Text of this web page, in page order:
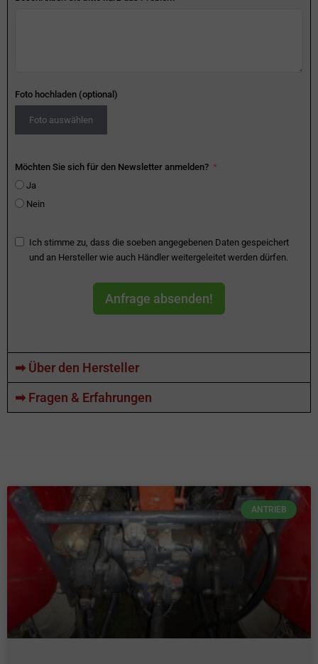
Foto hochladen (optional)
Foto auswählen
Möchten Sie sich für den Newsletter anmelden?
Ja
Nein
Ich stimme zu, dass die soeben angegebenen Daten gespeichert
und an Hersteller wie auch Händler weitergeleitet werden dürfen.
Anfrage absenden!
➡ Über den Hersteller
➡ Fragen & Erfahrungen
ANTRIEB